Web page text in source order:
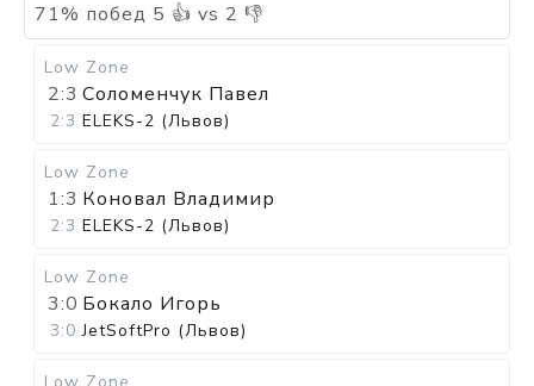
71% побед 5 👍 vs 2 👎
Low Zone
2:3 Соломенчук Павел
2:3 ELEKS-2 (Львов)
Low Zone
1:3 Коновал Владимир
2:3 ELEKS-2 (Львов)
Low Zone
3:0 Бокало Игорь
3:0 JetSoftPro (Львов)